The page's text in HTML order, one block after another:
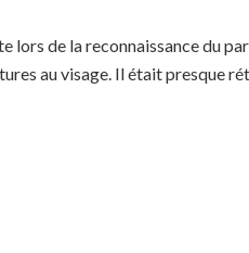
lors de la reconnaissance du
au visage. Il était presque